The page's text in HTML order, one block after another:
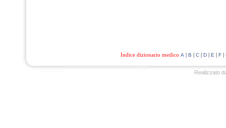
Indice dizionario medico A | B | C| D| E | F|
Realizzato